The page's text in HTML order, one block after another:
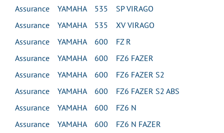
Assurance YAMAHA 535 SP VIRAGO
Assurance YAMAHA 535 XV VIRAGO
Assurance YAMAHA 600 FZ R
Assurance YAMAHA 600 FZ6 FAZER
Assurance YAMAHA 600 FZ6 FAZER S2
Assurance YAMAHA 600 FZ6 FAZER S2 ABS
Assurance YAMAHA 600 FZ6 N
Assurance YAMAHA 600 FZ6 N FAZER